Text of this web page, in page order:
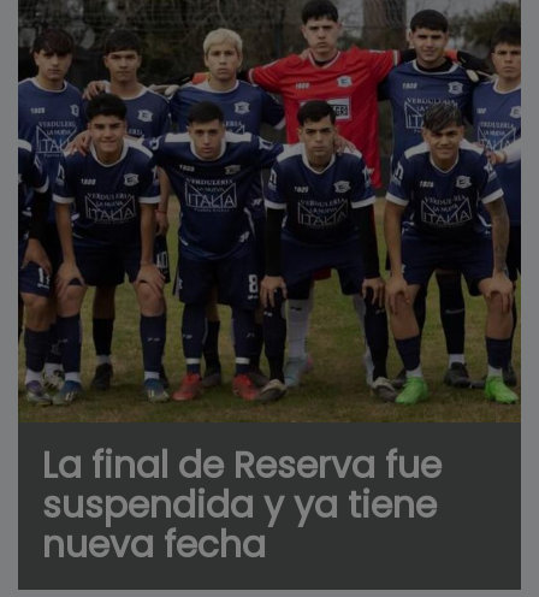
La final de Reserva fue
suspendida y ya tiene
nueva fecha